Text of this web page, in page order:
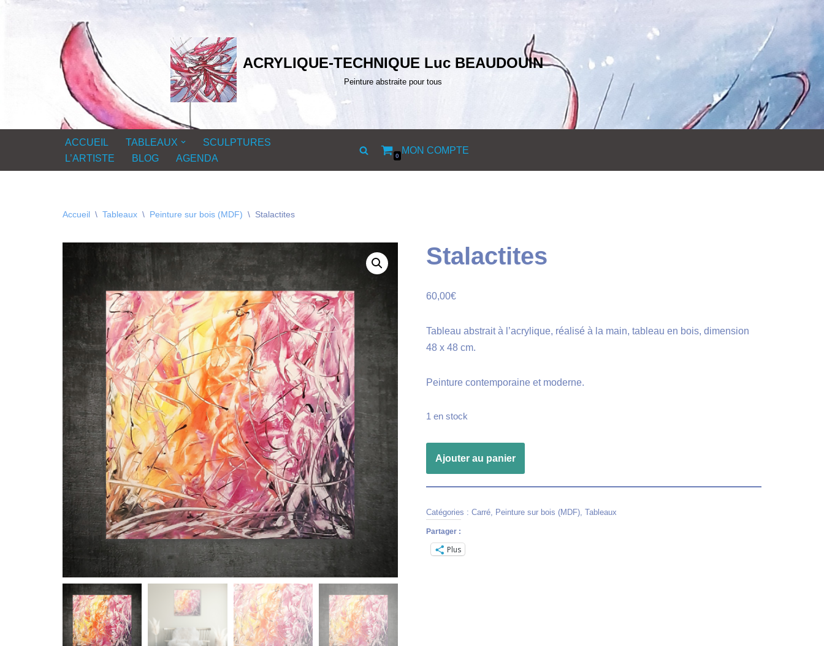
ACRYLIQUE-TECHNIQUE Luc BEAUDOUIN
Peinture abstraite pour tous
ACCUEIL TABLEAUX
SCULPTURES
L’ARTISTE
BLOG AGENDA 0
MON COMPTE
Accueil \ Tableaux \ Peinture sur bois (MDF) \ Stalactites
Stalactites
60,00€
Tableau abstrait à l’acrylique, réalisé à la main, tableau en bois, dimension
48 x 48 cm.
Peinture contemporaine et moderne.
1 en stock
Ajouter au panier
Catégories : Carré, Peinture sur bois (MDF), Tableaux
Partager :
Plus